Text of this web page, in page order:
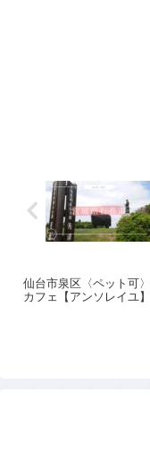
仙台市泉区〈ペット可
カフェ【アンソレイユ】